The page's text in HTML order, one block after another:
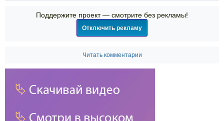
Поддержите проект — смотрите без рекламы!
Отключить рекламу
Читать комментарии